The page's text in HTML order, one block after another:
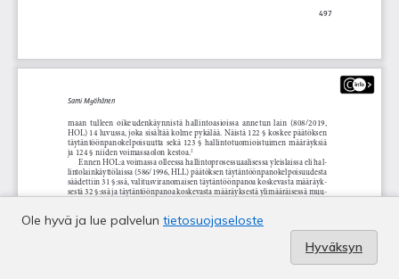
Ole hyvä ja lue palvelun tietosuojaseloste
Hyväksyn